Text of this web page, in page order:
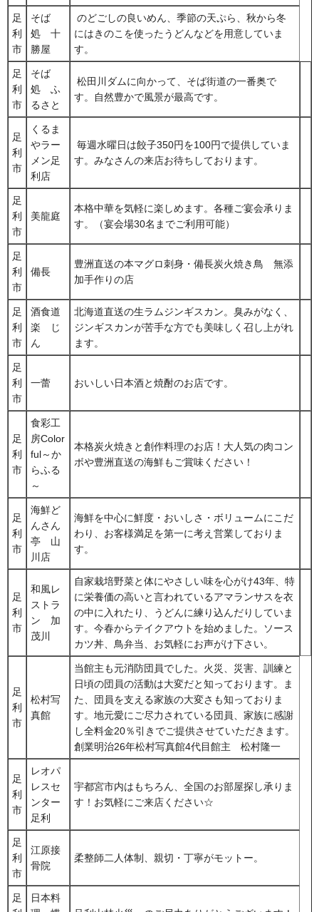
足
利
市
そば
処 十
勝屋
のどごしの良いめん、季節の天ぷら、秋から冬
にはきのこを使ったうどんなどを用意していま
す。
足
利
市
そば
処 ふ
るさと
松田川ダムに向かって、そば街道の一番奥で
す。自然豊かで風景が最高です。
足
利
市
くるま
やラー
メン足
利店
毎週水曜日は餃子350円を100円で提供していま
す。みなさんの来店お待ちしております。
足
利
市
美龍庭
本格中華を気軽に楽しめます。各種ご宴会承りま
す。（宴会場30名までご利用可能）
足
利
市
備長
豊洲直送の本マグロ刺身・備長炭火焼き鳥 無添
加手作りの店
足
利
市
酒食道
楽 じ
ん
北海道直送の生ラムジンギスカン。臭みがなく、
ジンギスカンが苦手な方でも美味しく召し上がれ
ます。
足
利
市
一蕾 おいしい日本酒と焼酎のお店です。
足
利
市
食彩工
房Color
ful～か
らふる
～
本格炭火焼きと創作料理のお店！大人気の肉コン
ボや豊洲直送の海鮮もご賞味ください！
足
利
市
海鮮ど
んさん
亭 山
川店
海鮮を中心に鮮度・おいしさ・ボリュームにこだ
わり、お客様満足を第一に考え営業しておりま
す。
足
利
市
和風レ
ストラ
ン 加
茂川
自家栽培野菜と体にやさしい味を心がけ43年、特
に栄養価の高いと言われているアマランサスを衣
の中に入れたり、うどんに練り込んだりしていま
す。今春からテイクアウトを始めました。ソース
カツ丼、鳥弁当、お気軽にお声がけ下さい。
足
利
市
松村写
真館
当館主も元消防団員でした。火災、災害、訓練と
日頃の団員の活動は大変だと知っております。ま
た、団員を支える家族の大変さも知っておりま
す。地元愛にご尽力されている団員、家族に感謝
し全料金20％引きでご提供させていただきます。
創業明治26年松村写真館4代目館主 松村隆一
足
利
市
レオパ
レスセ
ンター
足利
宇都宮市内はもちろん、全国のお部屋探し承りま
す！お気軽にご来店ください☆
足
利
市
江原接
骨院
柔整師二人体制、親切・丁寧がモットー。
足
日本料